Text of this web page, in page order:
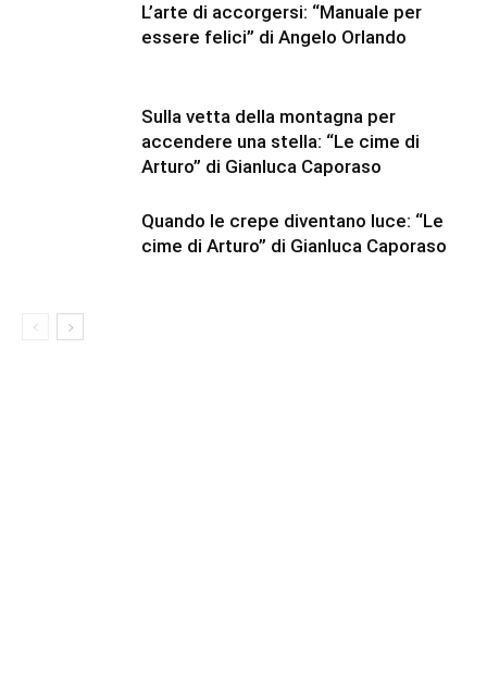
L’arte di accorgersi: “Manuale per
essere felici” di Angelo Orlando
Sulla vetta della montagna per
accendere una stella: “Le cime di
Arturo” di Gianluca Caporaso
Quando le crepe diventano luce: “Le
cime di Arturo” di Gianluca Caporaso